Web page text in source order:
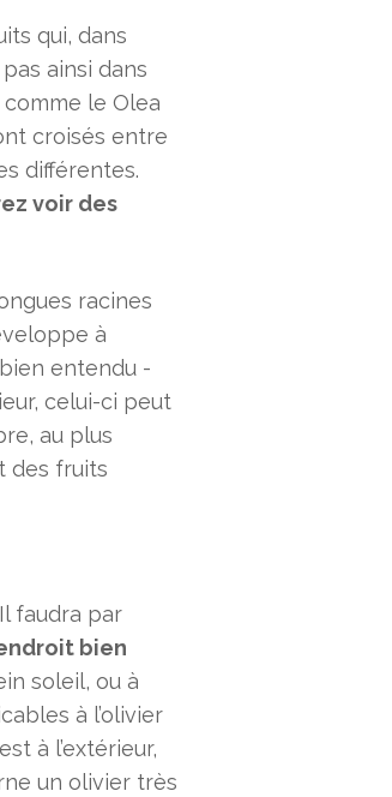
qui, dans
ainsi dans
le Olea
croisés entre
différentes.
voir des
racines
à
entendu -
celui-ci peut
au plus
des fruits
faudra par
bien
soleil, ou à
à l’olivier
à l’extérieur,
un olivier très